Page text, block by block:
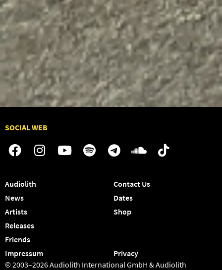
SOCIAL WEB
Audiolith
News
Artists
Releases
Friends
Contact Us
Dates
Shop
© 2003–2026 Audiolith International GmbH & Audiolith
Impressum Privacy